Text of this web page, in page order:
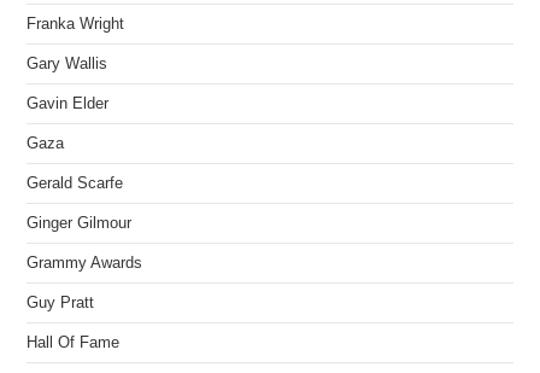
Franka Wright
Gary Wallis
Gavin Elder
Gaza
Gerald Scarfe
Ginger Gilmour
Grammy Awards
Guy Pratt
Hall Of Fame